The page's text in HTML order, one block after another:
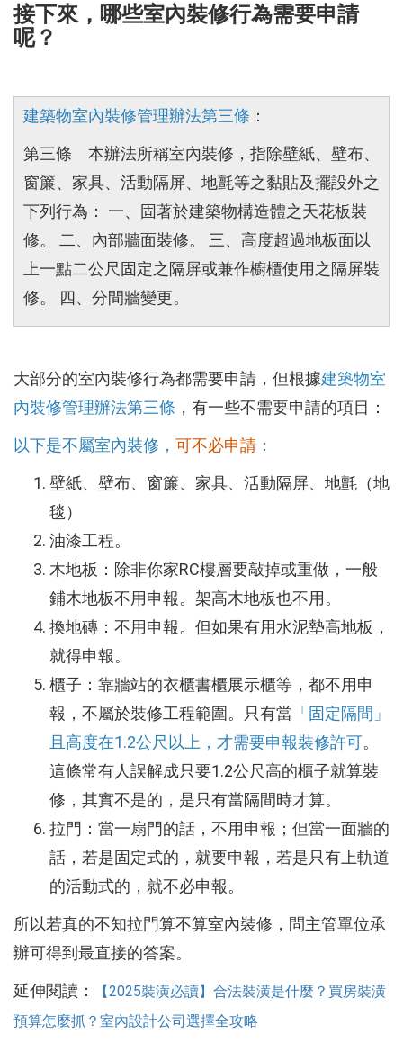
接下來，哪些室內裝修行為需要申請
呢？
建築物室內裝修管理辦法第三條 ：
第三條 本辦法所稱室內裝修，指除壁紙、壁布、
窗簾、家具、活動隔屏、地氈等之黏貼及擺設外之
下列行為： 一、固著於建築物構造體之天花板裝
修。 二、內部牆面裝修。 三、高度超過地板面以
上一點二公尺固定之隔屏或兼作櫥櫃使用之隔屏裝
修。 四、分間牆變更。
大部分的室內裝修行為都需要申請，但根據建築物室
內裝修管理辦法第三條 ，有一些不需要申請的項目：
以下是不屬室內裝修， 可不必申請 ：
壁紙、壁布、窗簾、家具、活動隔屏、地氈（地
毯）
油漆工程。
木地板：除非你家RC樓層要敲掉或重做，一般
鋪木地板不用申報。架高木地板也不用。
換地磚：不用申報。但如果有用水泥墊高地板，
就得申報。
櫃子：靠牆站的衣櫃書櫃展示櫃等，都不用申
報，不屬於裝修工程範圍。只有當 「固定隔間」
且高度在1.2公尺以上，才需要申報裝修許可。
這條常有人誤解成只要1.2公尺高的櫃子就算裝
修，其實不是的，是只有當隔間時才算。
拉門：當一扇門的話，不用申報；但當一面牆的
話，若是固定式的，就要申報，若是只有上軌道
的活動式的，就不必申報。
所以若真的不知拉門算不算室內裝修，問主管單位承
辦可得到最直接的答案。
延伸閱讀：
【2025裝潢必讀】合法裝潢是什麼？買房裝潢
預算怎麼抓？室內設計公司選擇全攻略